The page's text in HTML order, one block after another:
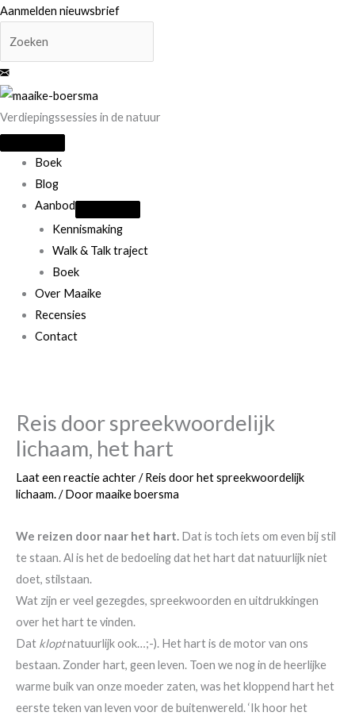
Ga
inhoud
Aanmelden nieuwsbrief
Verdiepingssessies in de natuur
Boek
Blog
Aanbod
Kennismaking
Walk & Talk traject
Boek
Over Maaike
Recensies
Contact
Reis door spreekwoordelijk
lichaam, het hart
Laat een reactie achter/Reis door het spreekwoordelijk
lichaam./ Doormaaike boersma
We reizen door naar het hart. Dat is toch iets om even bij stil
te staan. Al is het de bedoeling dat het hart dat natuurlijk niet
doet, stilstaan.
Wat zijn er veel gezegdes, spreekwoorden en uitdrukkingen
over het hart te vinden.
Dat kloptnatuurlijk ook…;-). Het hart is de motor van ons
bestaan. Zonder hart, geen leven. Toen we nog in de heerlijke
warme buik van onze moeder zaten, was het kloppend hart het
eerste teken van leven voor de buitenwereld. ‘Ik hoor het